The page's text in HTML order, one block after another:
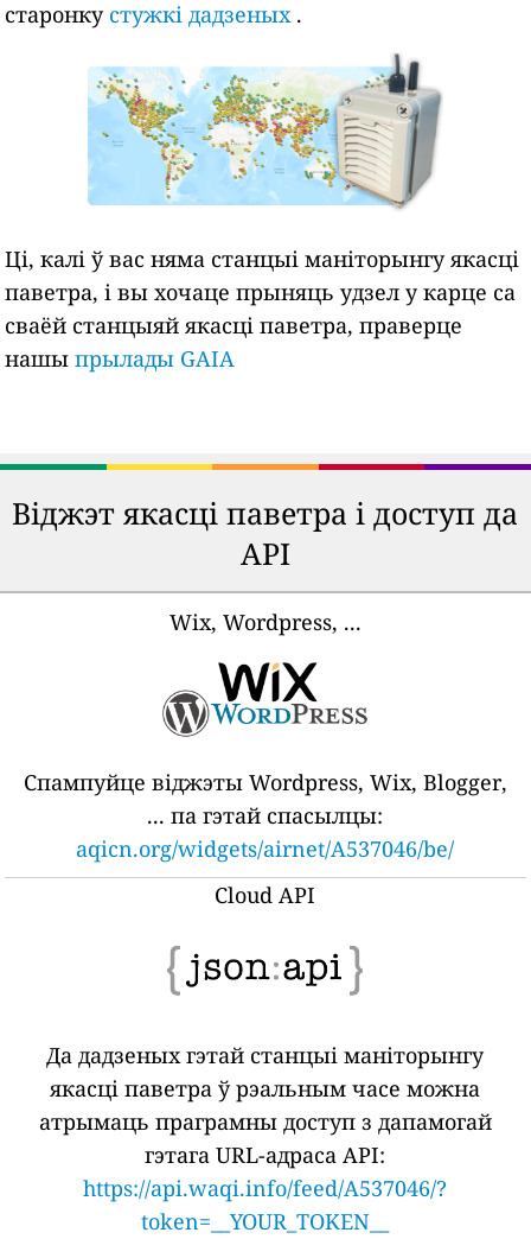
старонку стужкі дадзеных.
Ці, калі ў вас няма станцыі маніторынгу якасці
паветра, і вы хочаце прыняць удзел у карце са
сваёй станцыяй якасці паветра, праверце
нашыпрылады GAIA
Віджэт якасці паветра і доступ да
API
Wix, Wordpress, ...
Спампуйце віджэты Wordpress, Wix, Blogger,
... па гэтай спасылцы:
aqicn.org/widgets/airnet/A537046/be/
Cloud API
Да дадзеных гэтай станцыі маніторынгу
якасці паветра ў рэальным часе можна
атрымаць праграмны доступ з дапамогай
гэтага URL-адраса API:
https://api.waqi.info/feed/A537046/?
token=__YOUR_TOKEN__